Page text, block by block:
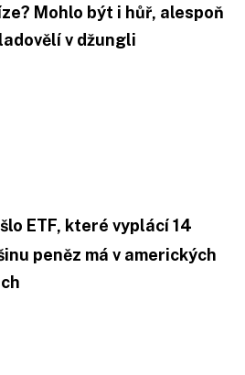
Mohlo být i hůř, alespoň
v džungli
ETF, které vyplácí 14
peněz má v amerických